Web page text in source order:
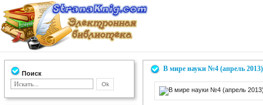
Поиск
В мире науки №4 (апрель 2013)